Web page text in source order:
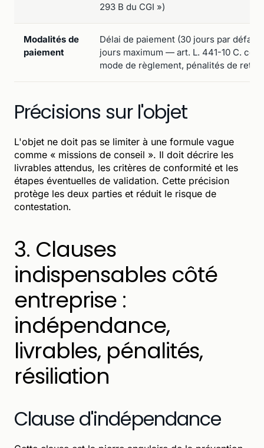
293 B du CGI »)
Modalités de
paiement
Délai de paiement (30 jours par
jours maximum — art. L. 441-10 C.
mode de règlement, pénalités de
Précisions sur l'objet
L'objet ne doit pas se limiter à une formule vague
comme « missions de conseil ». Il doit décrire les
livrables attendus, les critères de conformité et les
étapes éventuelles de validation. Cette précision
protège les deux parties et réduit le risque de
contestation.
3. Clauses
indispensables côté
entreprise :
indépendance,
livrables, pénalités,
résiliation
Clause d'indépendance